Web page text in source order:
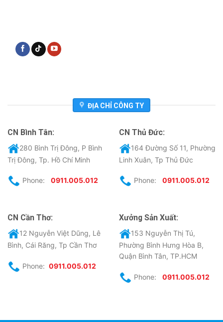
ĐỊA CHỈ CÔNG TY
CN Bình Tân:
280 Bình Trị Đông, P Bình
Trị Đông, Tp. Hồ Chí Minh
Phone: 0911.005.012
CN Thủ Đức:
164 Đường Số 11, Phường
Linh Xuân, Tp Thủ Đức
Phone: 0911.005.012
CN Cần Thơ:
12 Nguyễn Việt Dũng, Lê
Bình, Cái Răng, Tp Cần Thơ
Phone: 0911.005.012
Xưởng Sản Xuất:
153 Nguyễn Thị Tú,
Phường Bình Hưng Hòa B,
Quận Bình Tân, TP.HCM
Phone: 0911.005.012